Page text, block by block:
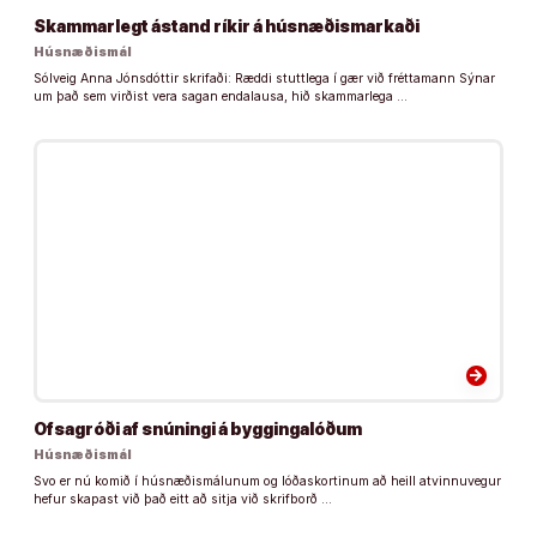
Skammarlegt ástand ríkir á húsnæðismarkaði
Húsnæðismál
Sólveig Anna Jónsdóttir skrifaði: Ræddi stuttlega í gær við fréttamann Sýnar
um það sem virðist vera sagan endalausa, hið skammarlega …
arrow_forward
Ofsagróði af snúningi á byggingalóðum
Húsnæðismál
Svo er nú komið í húsnæðismálunum og lóðaskortinum að heill atvinnuvegur
hefur skapast við það eitt að sitja við skrifborð …